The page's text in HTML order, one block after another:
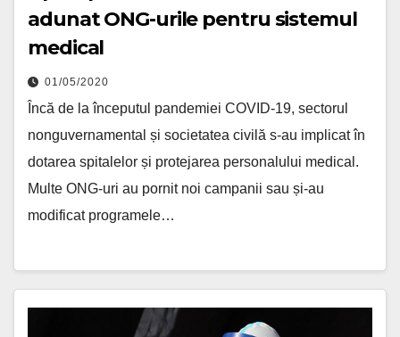
adunat ONG-urile pentru sistemul
medical
01/05/2020
Încă de la începutul pandemiei COVID-19, sectorul
nonguvernamental și societatea civilă s-au implicat în
dotarea spitalelor și protejarea personalului medical.
Multe ONG-uri au pornit noi campanii sau și-au
modificat programele…